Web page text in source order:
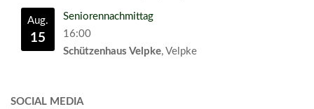
Aug.
15
Seniorennachmittag
16:00
Schützenhaus Velpke, Velpke
SOCIAL MEDIA